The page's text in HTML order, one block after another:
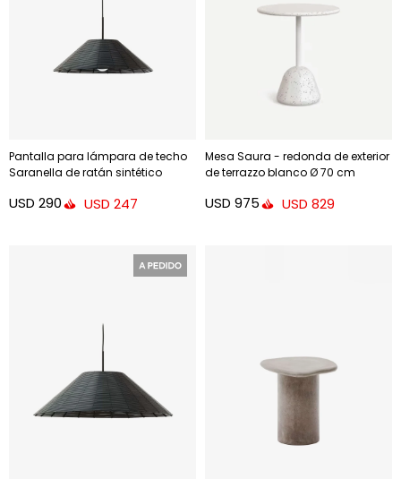
Pantalla para lámpara de techo
Saranella de ratán sintético
USD 290 USD 247
Mesa Saura - redonda de exterior
de terrazzo blanco Ø 70 cm
USD 975 USD 829